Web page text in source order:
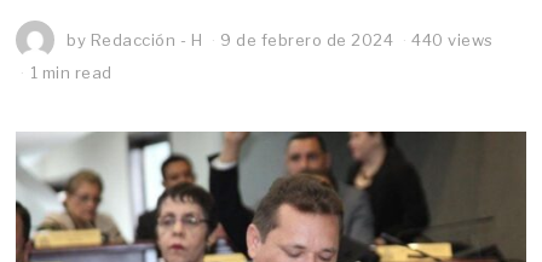
by Redacción - H 9 de febrero de 2024
440 views
1 min read